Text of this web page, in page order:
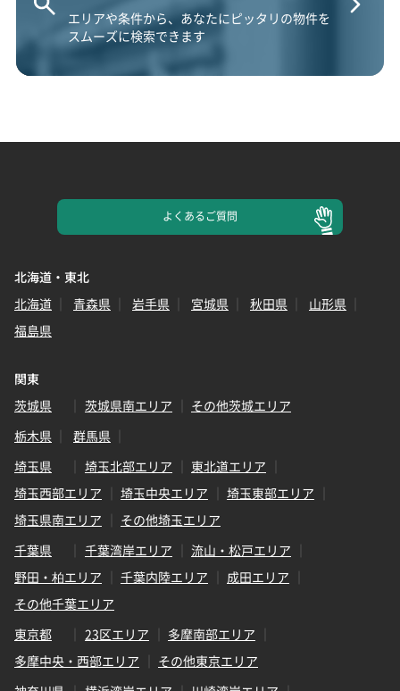
エリアや条件から、あなたにピッタリの物件を
スムーズに検索できます
よくあるご質問
北海道・東北
北海道
青森県 岩手県 宮城県 秋田県
山形県
福島県
関東
茨城県
茨城県南エリア
その他茨城エリア
栃木県
群馬県
埼玉県
埼玉北部エリア
東北道エリア
埼玉西部エリア
埼玉中央エリア
埼玉東部エリア
埼玉県南エリア
その他埼玉エリア
千葉県
千葉湾岸エリア
流山・松戸エリア
野田・柏エリア
千葉内陸エリア
成田エリア
その他千葉エリア
東京都
23区エリア
多摩南部エリア
多摩中央・西部エリア
その他東京エリア